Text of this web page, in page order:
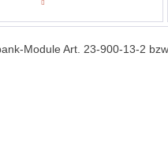
Module Art. 23-900-13-2